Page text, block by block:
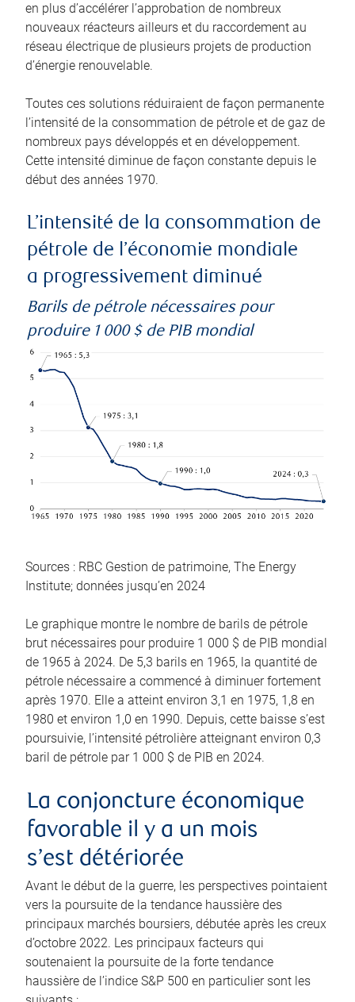
en plus d’accélérer l’approbation de nombreux
nouveaux réacteurs ailleurs et du raccordement au
réseau électrique de plusieurs projets de production
d’énergie renouvelable.
Toutes ces solutions réduiraient de façon permanente
l’intensité de la consommation de pétrole et de gaz de
nombreux pays développés et en développement.
Cette intensité diminue de façon constante depuis le
début des années 1970.
L’intensité de la consommation de
pétrole de l’économie mondiale
a progressivement diminué
Barils de pétrole nécessaires pour
produire 1 000 $ de PIB mondial
Sources : RBC Gestion de patrimoine, The Energy
Institute; données jusqu’en 2024
Le graphique montre le nombre de barils de pétrole
brut nécessaires pour produire 1 000 $ de PIB mondial
de 1965 à 2024. De 5,3 barils en 1965, la quantité de
pétrole nécessaire a commencé à diminuer fortement
après 1970. Elle a atteint environ 3,1 en 1975, 1,8 en
1980 et environ 1,0 en 1990. Depuis, cette baisse s’est
poursuivie, l’intensité pétrolière atteignant environ 0,3
baril de pétrole par 1 000 $ de PIB en 2024.
La conjoncture économique
favorable il y a un mois
s’est détériorée
Avant le début de la guerre, les perspectives pointaient
vers la poursuite de la tendance haussière des
principaux marchés boursiers, débutée après les creux
d’octobre 2022. Les principaux facteurs qui
soutenaient la poursuite de la forte tendance
haussière de l’indice S&P 500 en particulier sont les